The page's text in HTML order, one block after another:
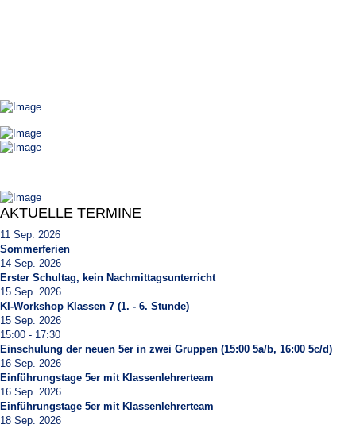
AKTUELLE TERMINE
11 Sep. 2026
Sommerferien
14 Sep. 2026
Erster Schultag, kein Nachmittagsunterricht
15 Sep. 2026
KI-Workshop Klassen 7 (1. - 6. Stunde)
15 Sep. 2026
15:00 - 17:30
Einschulung der neuen 5er in zwei Gruppen (15:00 5a/b, 16:00 5c/d)
16 Sep. 2026
Einführungstage 5er mit Klassenlehrerteam
16 Sep. 2026
Einführungstage 5er mit Klassenlehrerteam
18 Sep. 2026